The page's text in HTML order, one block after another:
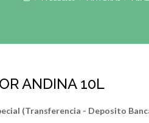
ANDINA 10L
(Transferencia - Deposito